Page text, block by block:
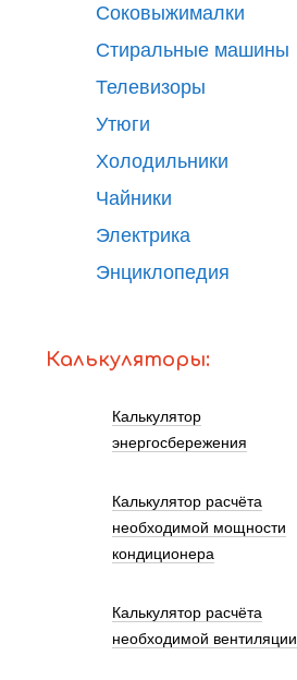
Соковыжималки
Стиральные машины
Телевизоры
Утюги
Холодильники
Чайники
Электрика
Энциклопедия
Калькуляторы:
Калькулятор
энергосбережения
Калькулятор расчёта
необходимой мощности
кондиционера
Калькулятор расчёта
необходимой вентиляции